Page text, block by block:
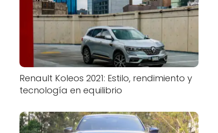
Renault Koleos 2021: Estilo, rendimiento y
tecnología en equilibrio